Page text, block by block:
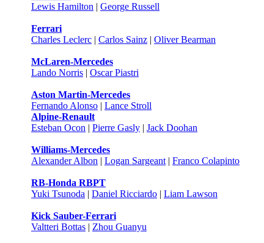
Lewis Hamilton | George Russell
Ferrari
Charles Leclerc | Carlos Sainz | Oliver Bearman
McLaren-Mercedes
Lando Norris | Oscar Piastri
Aston Martin-Mercedes
Fernando Alonso | Lance Stroll
Alpine-Renault
Esteban Ocon | Pierre Gasly | Jack Doohan
Williams-Mercedes
Alexander Albon | Logan Sargeant | Franco Colapinto
RB-Honda RBPT
Yuki Tsunoda | Daniel Ricciardo | Liam Lawson
Kick Sauber-Ferrari
Valtteri Bottas | Zhou Guanyu